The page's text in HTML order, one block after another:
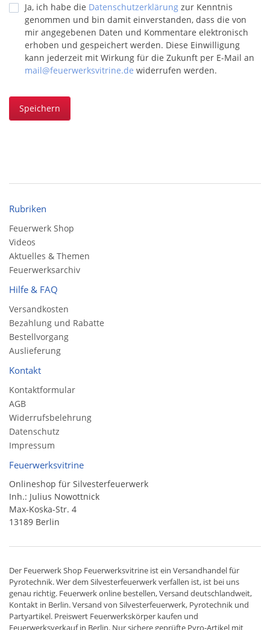
Ja, ich habe die Datenschutzerklärung zur Kenntnis
genommen und bin damit einverstanden, dass die von
mir angegebenen Daten und Kommentare elektronisch
erhoben und gespeichert werden. Diese Einwilligung
kann jederzeit mit Wirkung für die Zukunft per E-Mail an
mail@feuerwerksvitrine.de widerrufen werden.
Speichern
Rubriken
Feuerwerk Shop
Videos
Aktuelles & Themen
Feuerwerksarchiv
Hilfe & FAQ
Versandkosten
Bezahlung und Rabatte
Bestellvorgang
Auslieferung
Kontakt
Kontaktformular
AGB
Widerrufsbelehrung
Datenschutz
Impressum
Feuerwerksvitrine
Onlineshop für Silvesterfeuerwerk
Inh.: Julius Nowottnick
Max-Koska-Str. 4
13189 Berlin
Der Feuerwerk Shop Feuerwerksvitrine ist ein Versandhandelfür
Pyrotechnik. Wer dem Silvesterfeuerwerk verfallen ist, ist bei uns
genau richtig. Feuerwerk online bestellen,Versand deutschlandweit,
Kontakt in Berlin. Versand von Silvesterfeuerwerk, Pyrotechnik und
Partyartikel. Preiswert Feuerwerkskörper kaufen und
Feuerwerksverkauf in Berlin. Nur sichere geprüfte Pyro-Artikel mit